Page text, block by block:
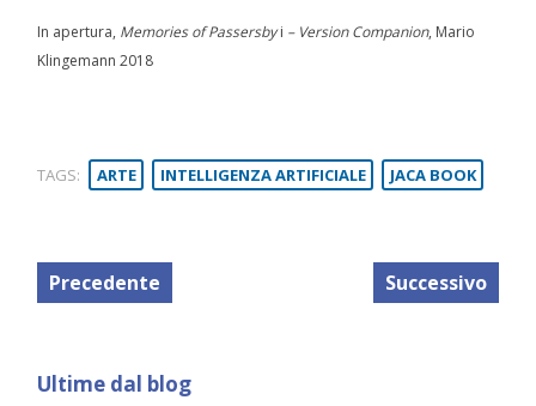
In apertura, Memories of Passersbyi – Version Companion, Mario
Klingemann 2018
TAGS: ARTE INTELLIGENZA ARTIFICIALE JACA BOOK
Precedente Successivo
Ultime dal blog